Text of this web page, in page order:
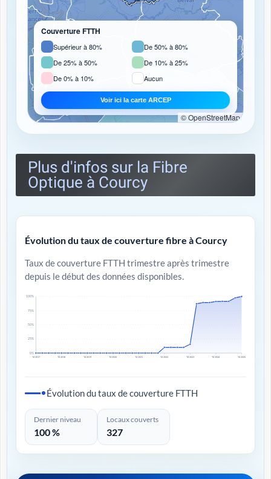
Couverture FTTH
Supérieur à 80%
De 50% à 80%
De 25% à 50%
De 10% à 25%
De 0% à 10%
Aucun
Voir ici la carte ARCEP
© OpenStreetMap
Plus d'infos sur la Fibre
Optique à Courcy
Évolution du taux de couverture fibre à Courcy
Taux de couverture FTTH trimestre après trimestre
depuis le début des données disponibles.
0%
25%
50%
75%
100%
T4 2017 T4 2018 T4 2019 T4 2020 T4 2021 T4 2022 T4 2023 T4 2024 T4 2025
Évolution du taux de couverture FTTH
Dernier niveau
100 %
Locaux couverts
327